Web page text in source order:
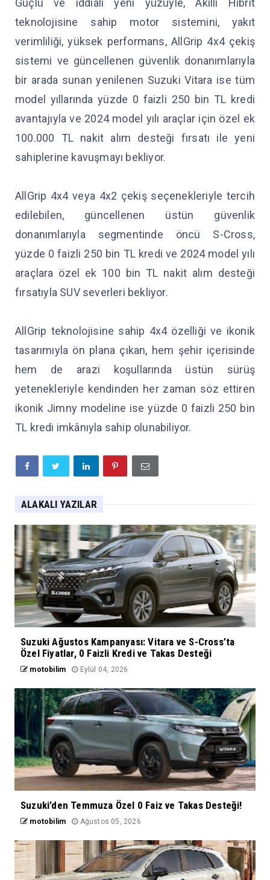
Güçlü ve iddialı yeni yüzüyle, Akıllı Hibrit
teknolojisine sahip motor sistemini, yakıt
verimliliği, yüksek performans, AllGrip 4x4 çekiş
sistemi ve güncellenen güvenlik donanımlarıyla
bir arada sunan yenilenen Suzuki Vitara ise tüm
model yıllarında yüzde 0 faizli 250 bin TL kredi
avantajıyla ve 2024 model yılı araçlar için özel ek
100.000 TL nakit alım desteği fırsatı ile yeni
sahiplerine kavuşmayı bekliyor.
AllGrip 4x4 veya 4x2 çekiş seçenekleriyle tercih
edilebilen, güncellenen üstün güvenlik
donanımlarıyla segmentinde öncü S-Cross,
yüzde 0 faizli 250 bin TL kredi ve 2024 model yılı
araçlara özel ek 100 bin TL nakit alım desteği
fırsatıyla SUV severleri bekliyor.
AllGrip teknolojisine sahip 4x4 özelliği ve ikonik
tasarımıyla ön plana çıkan, hem şehir içerisinde
hem de arazi koşullarında üstün sürüş
yetenekleriyle kendinden her zaman söz ettiren
ikonik Jimny modeline ise yüzde 0 faizli 250 bin
TL kredi imkânıyla sahip olunabiliyor.
ALAKALI YAZILAR
Suzuki Ağustos Kampanyası: Vitara ve S-Cross’ta
Özel Fiyatlar, 0 Faizli Kredi ve Takas Desteği
motobilim Eylül 04, 2026
Suzuki’den Temmuza Özel 0 Faiz ve Takas Desteği!
motobilim Ağustos 05, 2026